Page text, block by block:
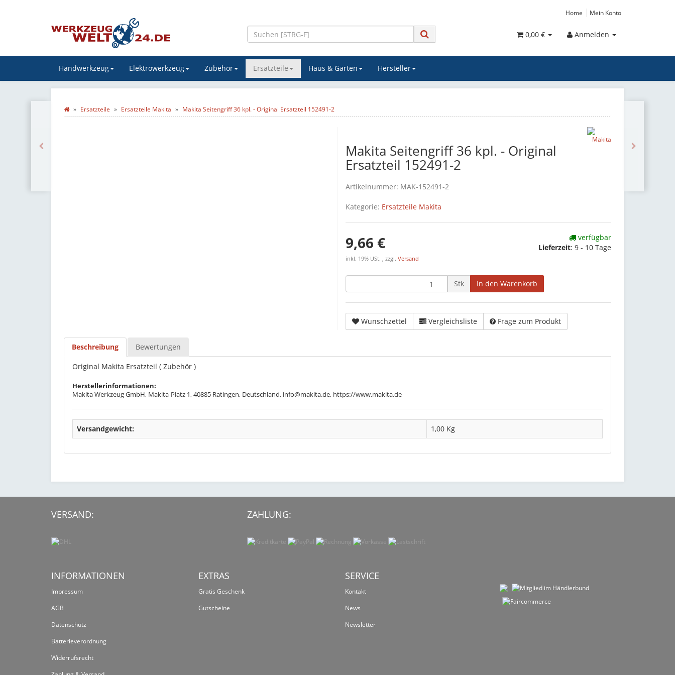
Home Mein Konto
Anmelden
0,00 €
Handwerkzeug Elektrowerkzeug Zubehör Ersatzteile Haus & Garten Hersteller
Ersatzteile Ersatzteile Makita Makita Seitengriff 36 kpl. - Original Ersatzteil 152491-2
Makita Seitengriff 36 kpl. - Original
Ersatzteil 152491-2
Artikelnummer: MAK-152491-2
Kategorie: Ersatzteile Makita
9,66 €
inkl. 19% USt. , zzgl. Versand
verfügbar
Lieferzeit: 9 - 10 Tage
Stk In den Warenkorb
Wunschzettel Vergleichsliste Frage zum Produkt
Beschreibung Bewertungen
Original Makita Ersatzteil ( Zubehör )
Herstellerinformationen:
Makita Werkzeug GmbH, Makita-Platz 1, 40885 Ratingen, Deutschland, info@makita.de, https://www.makita.de
Versandgewicht: 1,00 Kg
VERSAND: ZAHLUNG:
INFORMATIONEN
Impressum
AGB
Datenschutz
Batterieverordnung
Widerrufsrecht
EXTRAS
Gratis Geschenk
Gutscheine
SERVICE
Kontakt
News
Newsletter